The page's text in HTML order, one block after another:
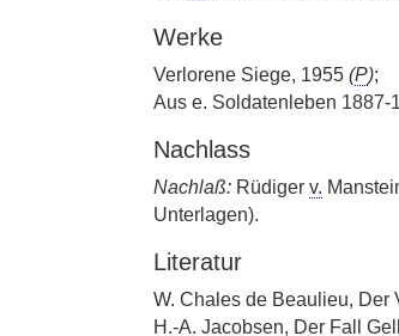
Werke
Verlorene Siege, 1955 (P);
Aus e. Soldatenleben 1887-
Nachlass
Nachlaß:Rüdiger v.
Unterlagen).
Literatur
W. Chales de Beaulieu, Der
H.-A. Jacobsen, Der Fall